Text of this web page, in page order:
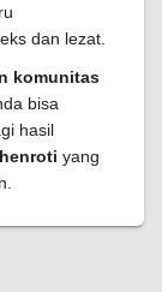
dan lezat.
komunitas
bisa
hasil
yang